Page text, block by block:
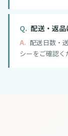
配送・返品
配送日数・
シーをご確認く